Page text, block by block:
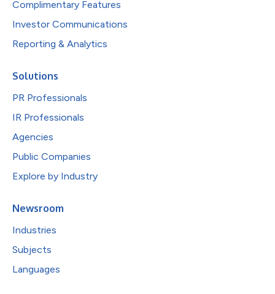
Complimentary Features
Investor Communications
Reporting & Analytics
Solutions
PR Professionals
IR Professionals
Agencies
Public Companies
Explore by Industry
Newsroom
Industries
Subjects
Languages